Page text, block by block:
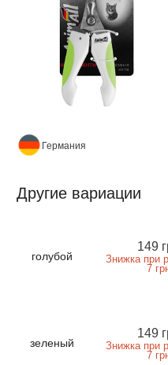
Германия
Другие вариации
голубой
149
Знижка при
7
зеленый
149
Знижка при
7